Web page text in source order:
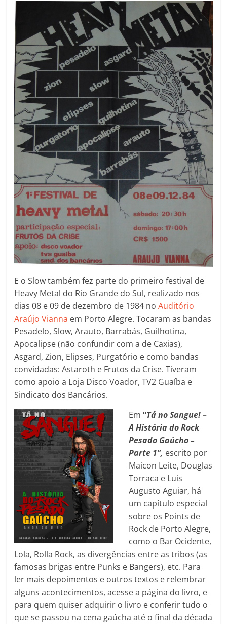
E o Slow também fez parte do primeiro festival de
Heavy Metal do Rio Grande do Sul, realizado nos
dias 08 e 09 de dezembro de 1984 noAuditório
Araújo Vianna em Porto Alegre. Tocaram as bandas
Pesadelo, Slow, Arauto, Barrabás, Guilhotina,
Apocalipse (não confundir com a de Caxias),
Asgard, Zion, Elipses, Purgatório e como bandas
convidadas: Astaroth e Frutos da Crise. Tiveram
como apoio a Loja Disco Voador, TV2 Guaíba e
Sindicato dos Bancários.
Em“Tá no Sangue! –
A História do Rock
Pesado Gaúcho –
Parte 1”, escrito por
Maicon Leite, Douglas
Torraca e Luis
Augusto Aguiar, há
um capítulo especial
sobre os Points de
Rock de Porto Alegre,
como o Bar Ocidente,
Lola, Rolla Rock, as divergências entre as tribos (as
famosas brigas entre Punks e Bangers), etc. Para
ler mais depoimentos e outros textos e relembrar
alguns acontecimentos, acesse a página do livro, e
para quem quiser adquirir o livro e conferir tudo o
que se passou na cena gaúcha até o final da década